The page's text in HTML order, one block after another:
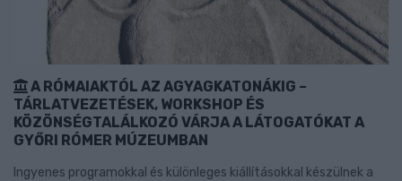
A RÓMAIAKTÓL AZ AGYAGKATONÁKIG –
TÁRLATVEZETÉSEK, WORKSHOP ÉS
KÖZÖNSÉGTALÁLKOZÓ VÁRJA A LÁTOGATÓKAT A
GYŐRI RÓMER MÚZEUMBAN
Ingyenes programokkal és különleges kiállításokkal készülnek a